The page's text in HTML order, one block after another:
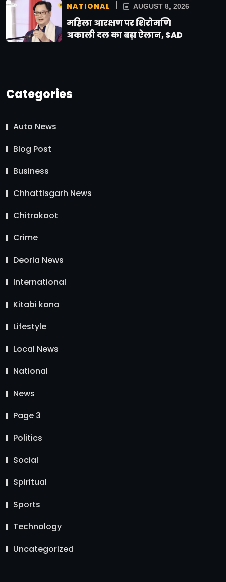
NATIONAL AUGUST 8, 2026
महिला आरक्षण पर शिरोमणि
अकाली दल का बड़ा ऐलान, SAD
Categories
Auto News
Blog Post
Business
Chhattisgarh News
Chitrakoot
Crime
Deoria News
International
Kitabi kona
Lifestyle
Local News
National
News
Page 3
Politics
Social
Spiritual
Sports
Technology
Uncategorized